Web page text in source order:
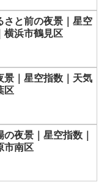
さと前の夜景｜星空
横浜市鶴見区
景｜星空指数｜天気
区
夜景｜星空指数｜
市南区